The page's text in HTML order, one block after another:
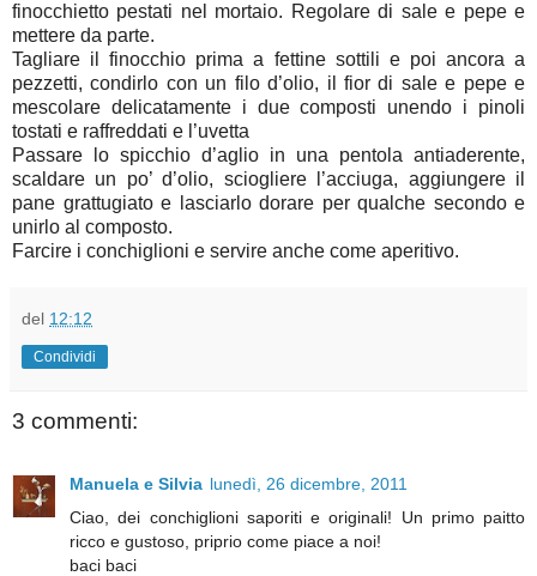
finocchietto pestati nel mortaio. Regolare di sale e pepe e
mettere da parte.
Tagliare il finocchio prima a fettine sottili e poi ancora a
pezzetti, condirlo con un filo d’olio, il fior di sale e pepe e
mescolare delicatamente i due composti unendo i pinoli
tostati e raffreddati e l’uvetta
Passare lo spicchio d’aglio in una pentola antiaderente,
scaldare un po’ d’olio, sciogliere l’acciuga, aggiungere il
pane grattugiato e lasciarlo dorare per qualche secondo e
unirlo al composto.
Farcire i conchiglioni e servire anche come aperitivo.
del 12:12
Condividi
3 commenti:
Manuela e Silvia lunedì, 26 dicembre, 2011
Ciao, dei conchiglioni saporiti e originali! Un primo paitto
ricco e gustoso, priprio come piace a noi!
baci baci